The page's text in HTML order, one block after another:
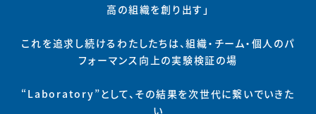
高の組織を創り出す」
これを追求し続けるわたしたちは、組織・チーム・個人のパ
フォーマンス向上の実験検証の場
“Laboratory”として、その結果を次世代に繋いでいきた
い